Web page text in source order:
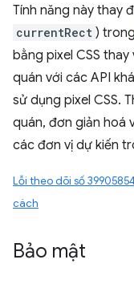
Tính năng này thay
currentRect ) trong
bằng pixel CSS
quán với các API
sử dụng pixel CSS.
quán, đơn giản hoá
các đơn vị dự kiến
Lỗi theo dõi số
cách
Bảo mật